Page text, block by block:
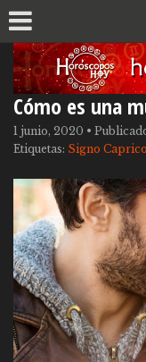
Cómo es una
1 junio, 2020 •
Etiquetas: Signo